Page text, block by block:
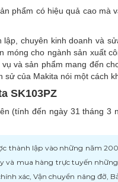
phẩm có hiệu quả cao
chuyên kinh doanh và
móng cho ngành sản xuất
và sản phẩm mang đến
sử của Makita nói một cách
SK103PZ
(tính đến ngày 31 tháng
thành lập vào những năm
và mua hàng trực tuyến
xác, Vận chuyển nâng đỡ,